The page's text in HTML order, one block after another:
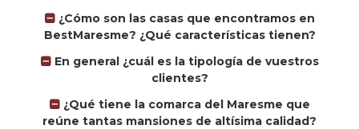
¿Cómo son las casas que encontramos en
BestMaresme? ¿Qué características tienen?
En general ¿cuál es la tipología de vuestros
clientes?
¿Qué tiene la comarca del Maresme que
reúne tantas mansiones de altísima calidad?